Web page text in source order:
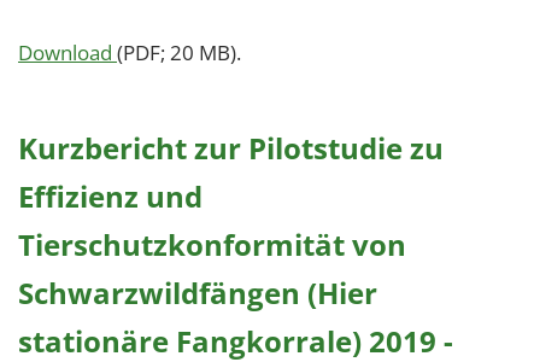
Download (PDF; 20 MB).
Kurzbericht zur Pilotstudie zu
Effizienz und
Tierschutzkonformität von
Schwarzwildfängen (Hier
stationäre Fangkorrale) 2019 -
cookie_consent
Einverständnis-Optionen des Benutzers
Cookie Laufzeit:
EXTERNE MEDIEN
Um Inhalte von Videoplattformen und Social Media